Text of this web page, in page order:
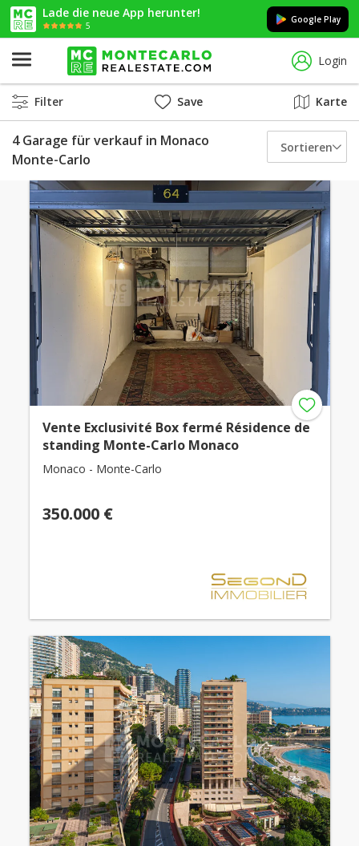
Lade die neue App herunter!
5
Google Play
Login
Filter Save Karte
4 Garage für verkauf in Monaco
Monte-Carlo
Sortieren
Vente Exclusivité Box fermé Résidence de
standing Monte-Carlo Monaco
Monaco - Monte-Carlo
350.000 €